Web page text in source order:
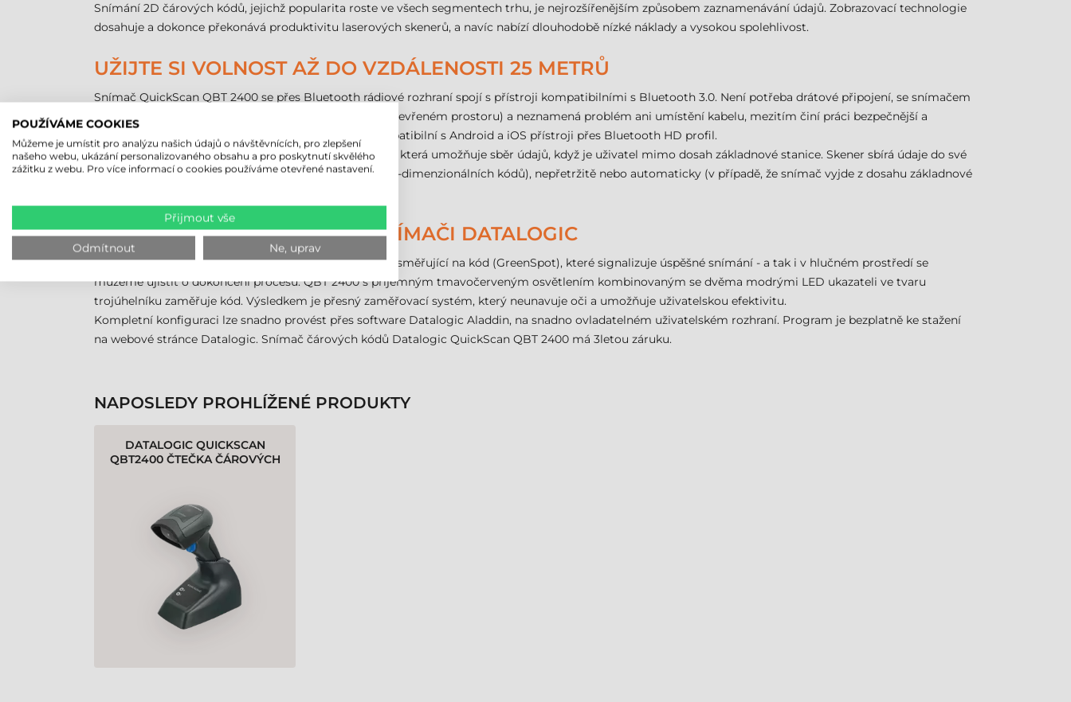
Snímání 2D čárových kódů, jejichž popularita roste ve všech segmentech trhu, je nejrozšířenějším způsobem zaznamenávání údajů. Zobrazovací technologie
dosahuje a dokonce překonává produktivitu laserových skenerů, a navíc nabízí dlouhodobě nízké náklady a vysokou spolehlivost.
UŽIJTE SI VOLNOST AŽ DO VZDÁLENOSTI 25 METRŮ
Snímač QuickScan QBT 2400 se přes Bluetooth rádiové rozhraní spojí s přístroji kompatibilními s Bluetooth 3.0. Není potřeba drátové připojení, se snímačem
se lze volně pohybovat (až na vzdálenost 25 metrů v otevřeném prostoru) a neznamená problém ani umístění kabelu, mezitím činí práci bezpečnější a
efektivnější. Vynikající vlastností skeneru je, že je kompatibilní s Android a iOS přístroji přes Bluetooth HD profil.
Mobilní snímač čárových kódů má funkci Batch Mode, která umožňuje sběr údajů, když je uživatel mimo dosah základnové stanice. Skener sbírá údaje do své
vlastní vnitřní paměti (je schopný uložit přibližně 500 1-dimenzionálních kódů), nepřetržitě nebo automaticky (v případě, že snímač vyjde z dosahu základnové
PŘEJDĚTE NA ZELENOU SE SNÍMAČI DATALOGIC
Uživateli pomáhá zelené světlo vydávané přístrojem a směřující na kód (GreenSpot), které signalizuje úspěšné snímání - a tak i v hlučném prostředí se
můžeme ujistit o dokončení procesu. QBT 2400 s příjemným tmavočerveným osvětlením kombinovaným se dvěma modrými LED ukazateli ve tvaru
trojúhelníku zaměřuje kód. Výsledkem je přesný zaměřovací systém, který neunavuje oči a umožňuje uživatelskou efektivitu.
Kompletní konfiguraci lze snadno provést přes software Datalogic Aladdin, na snadno ovladatelném uživatelském rozhraní. Program je bezplatně ke stažení
na webové stránce Datalogic. Snímač čárových kódů Datalogic QuickScan QBT 2400 má 3letou záruku.
NAPOSLEDY PROHLÍŽENÉ PRODUKTY
DATALOGIC QUICKSCAN
QBT2400 ČTEČKA ČÁROVÝCH
POUŽÍVÁME COOKIES
Můžeme je umístit pro analýzu našich údajů o návštěvnících, pro zlepšení
našeho webu, ukázání personalizovaného obsahu a pro poskytnutí skvělého
zážitku z webu. Pro více informací o cookies používáme otevřené nastavení.
Přijmout vše
Odmítnout Ne, uprav